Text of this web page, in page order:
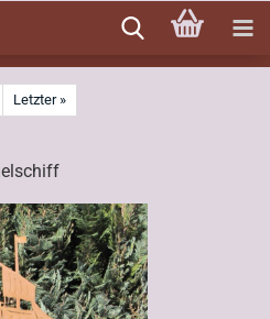
Letzter »